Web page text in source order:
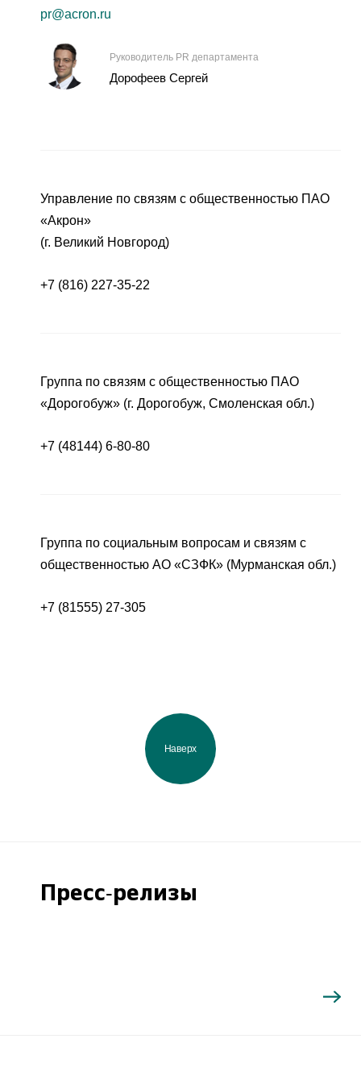
pr@acron.ru
Руководитель PR департамента
Дорофеев Сергей
Управление по связям с общественностью ПАО
«Акрон»
(г. Великий Новгород)
+7 (816) 227-35-22
Группа по связям с общественностью ПАО
«Дорогобуж» (г. Дорогобуж, Смоленская обл.)
+7 (48144) 6-80-80
Группа по социальным вопросам и связям с
общественностью АО «СЗФК» (Мурманская обл.)
+7 (81555) 27-305
Наверх
Пресс-релизы